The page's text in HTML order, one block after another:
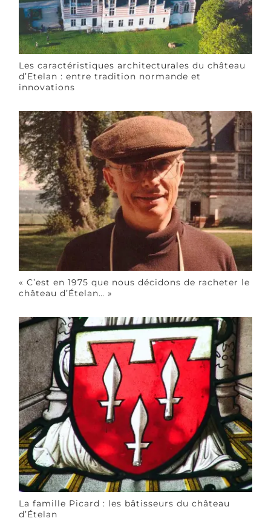
Les caractéristiques architecturales du château
d’Etelan : entre tradition normande et
innovations
« C’est en 1975 que nous décidons de racheter le
château d’Ételan… »
La famille Picard : les bâtisseurs du château
d’Ételan